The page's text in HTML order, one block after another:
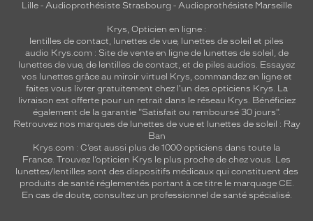
Lille- Audioprothésiste Strasbourg - Audioprothésiste Marseille
Krys, Opticien en ligne :
lentilles de contact, lunettes de vue, lunettes de soleil et piles
audio Krys.com : Site de vente en ligne de lunettes de soleil, de
lunettes de vue, de lentilles de contact, et de piles audios. Essayez
vos lunettes grâce au miroir virtuel Krys, commandez en ligne et
faites vous livrer gratuitement chez l'un des opticiens Krys. La
livraison est offerte pour un retrait dans le réseau Krys. Bénéficiez
également de la garantie "Satisfait ou remboursé 30 jours".
Retrouvez nos marques de lunettes de vue et lunettes de soleil : Ray
Ban
Krys.com : C’est aussi plus de 1000 opticiens dans toute la
France. Trouvez l’opticien Krys le plus proche de chez vous. Les
lunettes/lentilles sont des dispositifs médicaux qui constituent des
produits de santé réglementés portant à ce titre le marquage CE.
En cas de doute, consultez un professionnel de santé spécialisé.